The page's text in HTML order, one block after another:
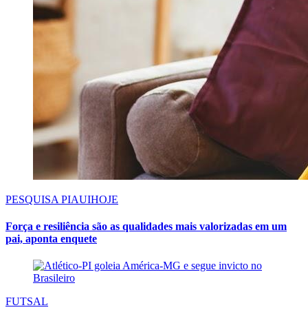
PESQUISA PIAUIHOJE
Força e resiliência são as qualidades mais valorizadas em um
pai, aponta enquete
FUTSAL